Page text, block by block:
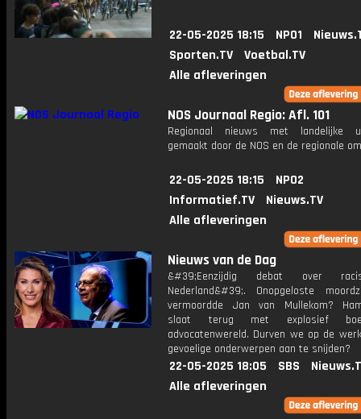
22-05-2025 18:15 NPO1
Sporten.TV
Voetbal.TV
Alle afleveringen
NOS Journaal Regio: Afl. 101
Regionaal nieuws met landelijke
gemaakt door de NOS en de regionale
22-05-2025 18:15
NPO2
Informatief.TV
Nieuws.TV
Alle afleveringen
Nieuws van de Dag
&#39;Eenzijdig debat over
Nederland&#39;. Onopgeloste
vermoordde Jan van Mullekom?
slaat terug met explosief
advocatenwereld. Durven we op de
gevoelige onderwerpen aan te snijden?
22-05-2025 18:05 SBS
Alle afleveringen